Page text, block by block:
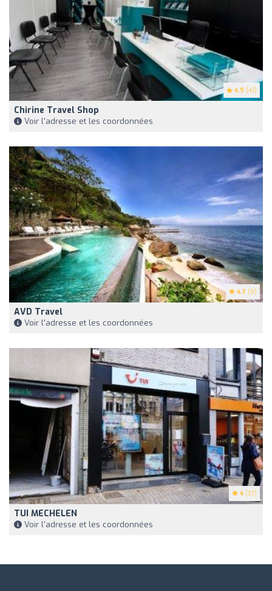
4.9 (41)
Chirine Travel Shop
Voir l'adresse et les coordonnées
4.7 (9)
AVD Travel
Voir l'adresse et les coordonnées
4 (37)
TUI MECHELEN
Voir l'adresse et les coordonnées